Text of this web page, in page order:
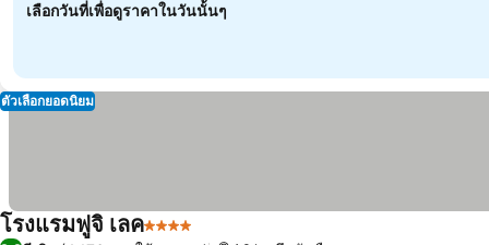
เลือกวันที่เพื่อดูราคาในวันนั้นๆ
ตัวเลือกยอดนิยม
โรงแรมฟูจิ เลค4 ดาว